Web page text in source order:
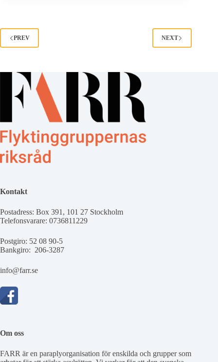
PREV NEXT
Kontakt
Postadress: Box 391, 101 27 Stockholm
Telefonsvarare: 0736811229
Postgiro: 52 08 90-5
Bankgiro: 206-3287
info@farr.se
Om oss
FARR är en paraplyorganisation för enskilda och grupper som